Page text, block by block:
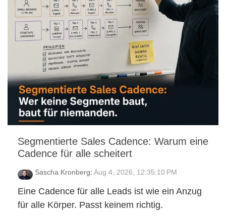
Segmentierte Sales Cadence: Warum eine
Cadence für alle scheitert
Sascha Kronberg: Aug 4, 2026, 12:35:10 PM
Eine Cadence für alle Leads ist wie ein Anzug
für alle Körper. Passt keinem richtig.